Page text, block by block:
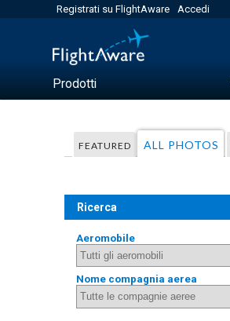
Registrati su FlightAware Accedi
Prodotti
FEATURED ALL PHOTOS
Ricerca
Aeromobile
Nome compagnia aerea